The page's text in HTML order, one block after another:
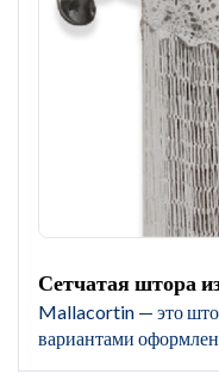
Сетчатая штора
Mallacortin — это
вариантами